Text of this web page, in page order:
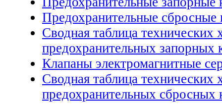
Предохранительные
Сводная таблица технических
предохранительных запорных
Клапаны электромагнитные
Сводная таблица технических
предохранительных сбросных